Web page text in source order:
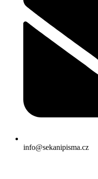
info@sekanipisma.cz